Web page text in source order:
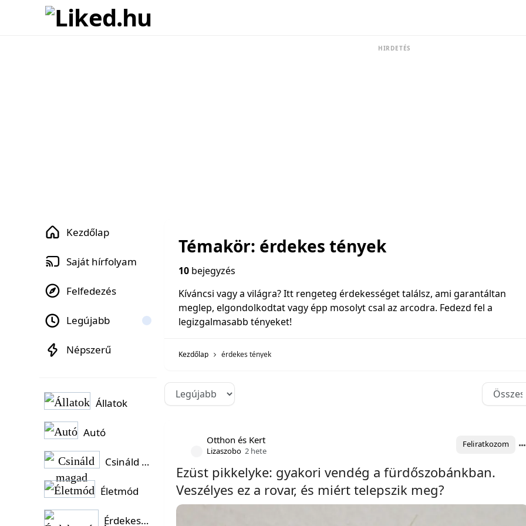
HIRDETÉS
Témakör: érdekes tények
10 bejegyzés
Kíváncsi vagy a világra? Itt rengeteg érdekességet találsz, ami garantáltan
meglep, elgondolkodtat vagy épp mosolyt csal az arcodra. Fedezd fel a
legizgalmasabb tényeket!
Kezdőlap érdekes tények
Otthon és Kert
Lizaszobo 2 hete
Feliratkozom
Ezüst pikkelyke: gyakori vendég a fürdőszobánkban.
Veszélyes ez a rovar, és miért telepszik meg?
Kezdőlap
Saját hírfolyam
Felfedezés
Legújabb
Népszerű
Állatok
Autó
Csináld magad
Életmód
Érdekességek